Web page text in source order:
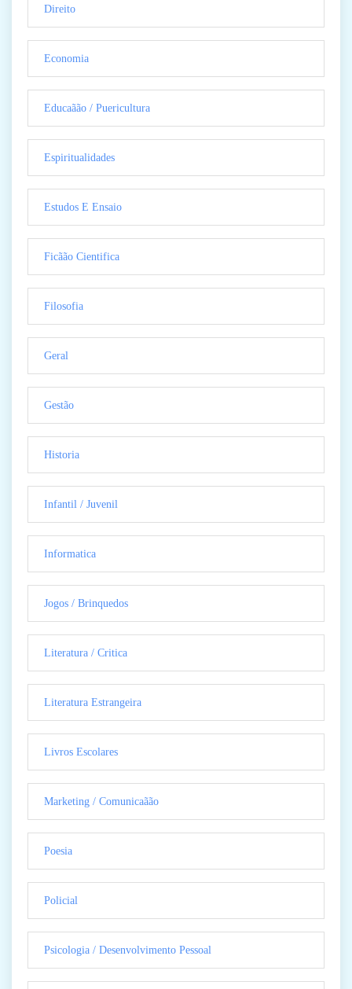
Direito
Economia
Educaãão / Puericultura
Espiritualidades
Estudos E Ensaio
Ficãão Cientifica
Filosofia
Geral
Gestão
Historia
Infantil / Juvenil
Informatica
Jogos / Brinquedos
Literatura / Critica
Literatura Estrangeira
Livros Escolares
Marketing / Comunicaãão
Poesia
Policial
Psicologia / Desenvolvimento Pessoal